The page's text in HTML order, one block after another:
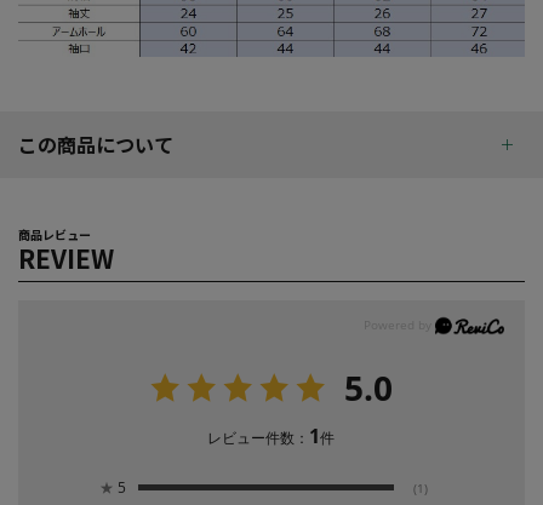
この商品について
商品レビュー
REVIEW
5.0
レビュー件数： 1件
★ 5 (1)